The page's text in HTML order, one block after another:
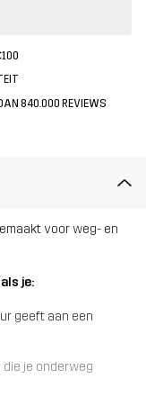
840.000 REVIEWS
voor weg- en
je:
geeft aan een
je onderweg